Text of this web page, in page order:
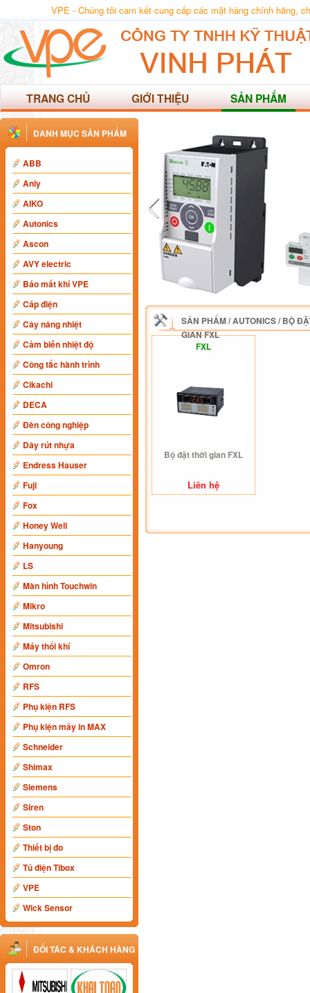
VPE - Chúng tôi cam kết cung cấp các mặt hàng chính hãng,
TRANG CHỦ GIỚI THIỆU SẢN PHẨM
DANH MỤC SẢN PHẨM
ABB
Anly
AIKO
Autonics
Ascon
AVY electric
Báo mất khí VPE
Cáp điện
Cây nâng nhiệt
Cảm biến nhiệt độ
Công tắc hành trình
Cikachi
DECA
Đèn công nghiệp
Dây rút nhựa
Endress Hauser
Fuji
Fox
Honey Well
Hanyoung
LS
Màn hình Touchwin
Mikro
Mitsubishi
Máy thổi khí
Omron
RFS
Phụ kiện RFS
Phụ kiện máy in MAX
Schneider
Shimax
Siemens
Siren
Ston
Thiết bị đo
Tủ điện Tibox
VPE
Wick Sensor
ĐỐI TÁC & KHÁCH HÀNG
SẢN PHẨM/AUTONICS/BỘ
GIAN FXL
FXL
Bộ đặt thời gian FXL
Liên hệ